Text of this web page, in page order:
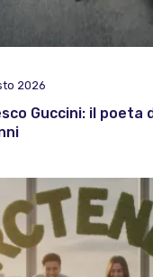
2026
Guccini: il poeta